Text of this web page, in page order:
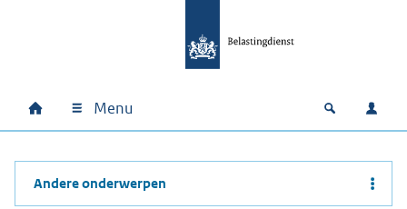
Hoofdnavigatie
Home Menu Open
Andere onderwerpen